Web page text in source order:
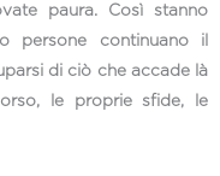
paura. Così stanno
persone continuano il
di ciò che accade là
le proprie sfide, le